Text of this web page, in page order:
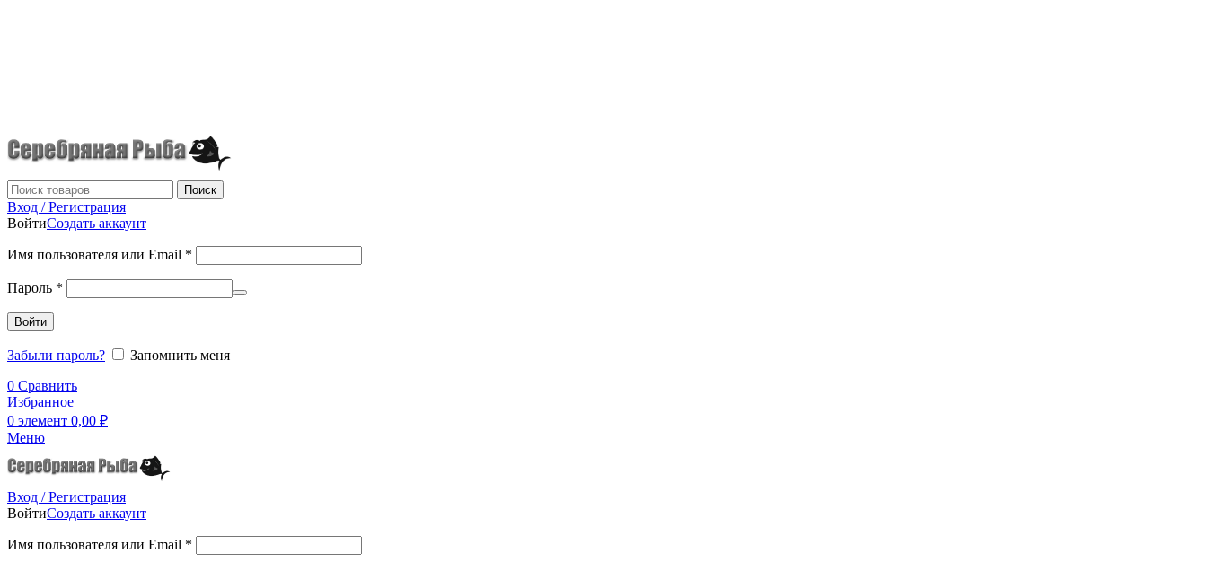
Поиск
Вход / Регистрация
ВойтиСоздать аккаунт
Имя пользователя или Email *
Пароль *
Войти
Забыли пароль?
Запомнить меня
0 Сравнить
Избранное
0 элемент 0,00 ₽
Меню
Вход / Регистрация
ВойтиСоздать аккаунт
Имя пользователя или Email *